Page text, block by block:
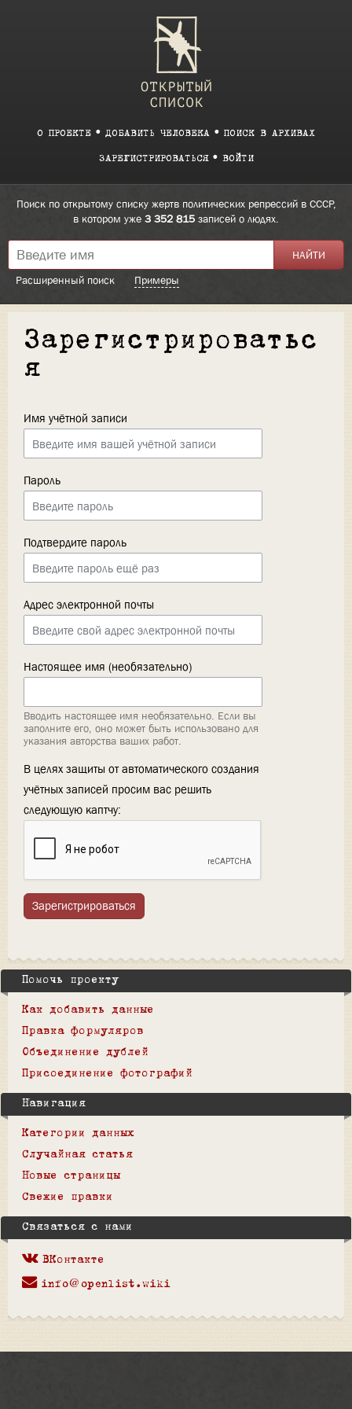
О ПРОЕКТЕ ДОБАВИТЬ ЧЕЛОВЕКА ПОИСК В АРХИВАХ
ЗАРЕГИСТРИРОВАТЬСЯ ВОЙТИ
Поиск по открытому списку жертв политических репрессий в СССР,
в котором уже 3 352 815 записей о людях.
Расширенный поиск Примеры
Зарегистрироватьс
я
Имя учётной записи
Пароль
Подтвердите пароль
Адрес электронной почты
Настоящее имя (необязательно)
Вводить настоящее имя необязательно. Если вы
заполните его, оно может быть использовано для
указания авторства ваших работ.
В целях защиты от автоматического создания
учётных записей просим вас решить
следующую каптчу:
Зарегистрироваться
Помочь проекту
Как добавить данные
Правка формуляров
Объединение дублей
Присоединение фотографий
Навигация
Категории данных
Случайная статья
Новые страницы
Свежие правки
Связаться с нами
ВКонтакте
info@openlist.wiki